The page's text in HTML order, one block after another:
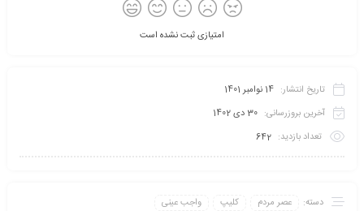
امتیازی ثبت نشده است
تاریخ انتشار: 14 نوامبر 1401
آخرین بروزرسانی: 30 دی 1402
تعداد بازدید: 642
دسته: عصر مردم کلیپ واجب عینی